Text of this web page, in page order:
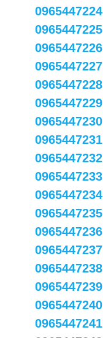
0965447224
0965447225
0965447226
0965447227
0965447228
0965447229
0965447230
0965447231
0965447232
0965447233
0965447234
0965447235
0965447236
0965447237
0965447238
0965447239
0965447240
0965447241